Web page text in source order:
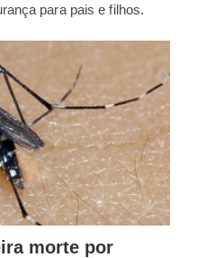
para pais e filhos.
morte por